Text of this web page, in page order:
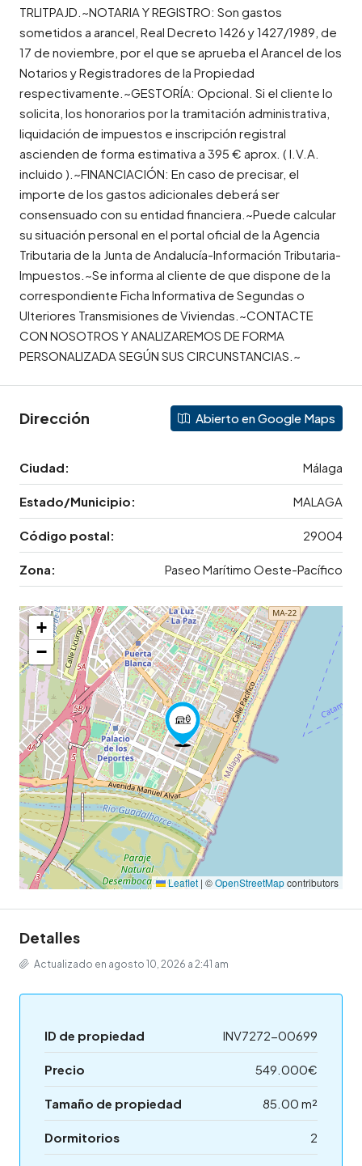
TRLITPAJD.~NOTARIA Y REGISTRO: Son gastos
sometidos a arancel, Real Decreto 1426 y 1427/1989, de
17 de noviembre, por el que se aprueba el Arancel de los
Notarios y Registradores de la Propiedad
respectivamente.~GESTORÍA: Opcional. Si el cliente lo
solicita, los honorarios por la tramitación administrativa,
liquidación de impuestos e inscripción registral
ascienden de forma estimativa a 395 € aprox. ( I.V.A.
incluido ).~FINANCIACIÓN: En caso de precisar, el
importe de los gastos adicionales deberá ser
consensuado con su entidad financiera.~Puede calcular
su situación personal en el portal oficial de la Agencia
Tributaria de la Junta de Andalucía-Información Tributaria-
Impuestos.~Se informa al cliente de que dispone de la
correspondiente Ficha Informativa de Segundas o
Ulteriores Transmisiones de Viviendas.~CONTACTE
CON NOSOTROS Y ANALIZAREMOS DE FORMA
PERSONALIZADA SEGÚN SUS CIRCUNSTANCIAS.~
Dirección Abierto en Google Maps
Ciudad: Málaga
Estado/Municipio: MALAGA
Código postal: 29004
Zona: Paseo Marítimo Oeste-Pacífico
+
−
Leaflet | ©OpenStreetMapcontributors
Detalles
Actualizado en agosto 10, 2026 a 2:41 am
ID de propiedad INV7272-00699
Precio 549.000€
Tamaño de propiedad 85.00 m²
Dormitorios 2